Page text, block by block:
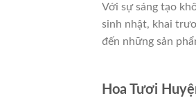
Với sự sáng tạo
sinh nhật, khai
đến những sản
Hoa Tươi